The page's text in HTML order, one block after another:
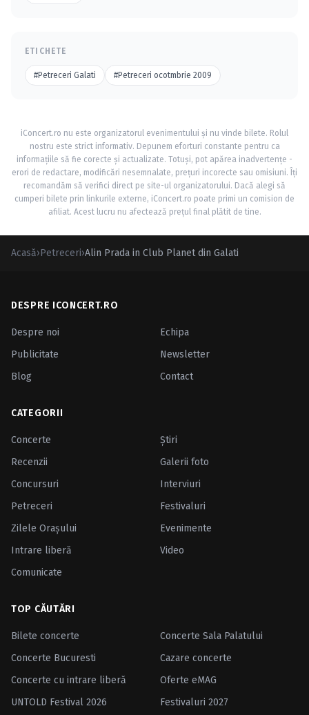
ETICHETE
#Petreceri Galati #Petreceri ocotmbrie 2009
iConcert.ro nu este organizatorul evenimentului și nu vinde bilete. Rolul
nostru este strict informativ. Depunem eforturi constante pentru ca
informațiile să fie corecte și actualizate. Totuși, pot apărea inadvertențe -
erori de redactare, modificări nesemnalate, prețuri incorecte sau omisiuni. Îți
recomandăm să verifici direct pe site-ul organizatorului. Dacă alegi să
cumperi bilete prin linkurile externe, iConcert.ro poate primi un comision de
afiliat. Acest lucru nu afectează prețul final plătit de tine.
Acasă›Petreceri›Alin Prada in Club Planet din Galati
DESPRE ICONCERT.RO
Despre noi
Echipa
Publicitate
Newsletter
Blog
Contact
CATEGORII
Concerte
Ştiri
Recenzii
Galerii foto
Concursuri
Interviuri
Petreceri
Festivaluri
Zilele Oraşului
Evenimente
Intrare liberă
Video
Comunicate
TOP CĂUTĂRI
Bilete concerte
Concerte Sala Palatului
Concerte Bucuresti
Cazare concerte
Concerte cu intrare liberă
Oferte eMAG
UNTOLD Festival 2026
Festivaluri 2027